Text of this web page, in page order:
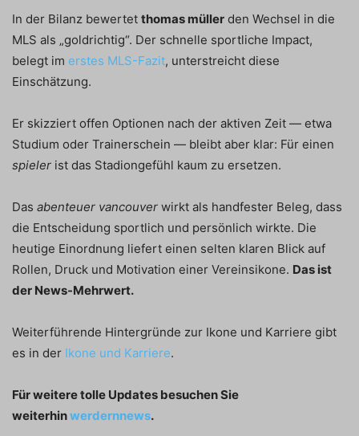
In der Bilanz bewertet thomas müller den Wechsel in die
MLS als „goldrichtig“. Der schnelle sportliche Impact,
belegt im erstes MLS-Fazit, unterstreicht diese
Einschätzung.
Er skizziert offen Optionen nach der aktiven Zeit — etwa
Studium oder Trainerschein — bleibt aber klar: Für einen
spieler ist das Stadiongefühl kaum zu ersetzen.
Das abenteuer vancouver wirkt als handfester Beleg, dass
die Entscheidung sportlich und persönlich wirkte. Die
heutige Einordnung liefert einen selten klaren Blick auf
Rollen, Druck und Motivation einer Vereinsikone. Das ist
der News-Mehrwert.
Weiterführende Hintergründe zur Ikone und Karriere gibt
es in der Ikone und Karriere.
Für weitere tolle Updates besuchen Sie
weiterhinwerdernnews.